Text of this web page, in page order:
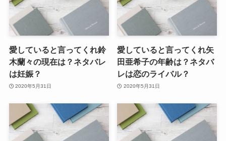
愛していると言ってくれ鈴
木蘭々の現在は？ネタバレ
は妊娠？
2020年5月31日
愛していると言ってくれ矢
田亜希子の年齢は？ネタバ
レは恋のライバル？
2020年5月31日